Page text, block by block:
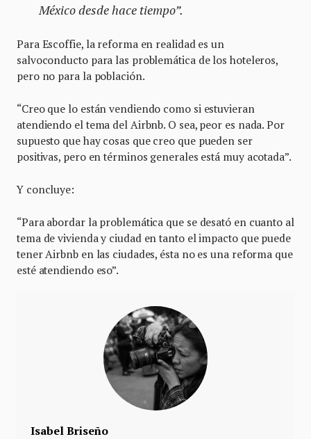
México desde hace tiempo”.
Para Escoffie, la reforma en realidad es un
salvoconducto para las problemática de los hoteleros,
pero no para la población.
“Creo que lo están vendiendo como si estuvieran
atendiendo el tema del Airbnb. O sea, peor es nada. Por
supuesto que hay cosas que creo que pueden ser
positivas, pero en términos generales está muy acotada”.
Y concluye:
“Para abordar la problemática que se desató en cuanto al
tema de vivienda y ciudad en tanto el impacto que puede
tener Airbnb en las ciudades, ésta no es una reforma que
esté atendiendo eso”.
Isabel Briseño